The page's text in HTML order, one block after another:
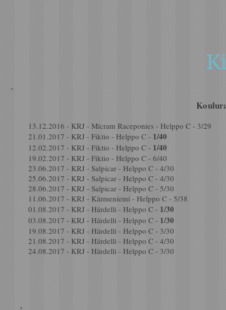
13.12.2016 - KRJ - Micram Raceponies - Helppo C - 3/29
21.01.2017 - KRJ - Fiktio - Helppo C -1/40
12.02.2017 - KRJ - Fiktio - Helppo C -1/40
19.02.2017 - KRJ - Fiktio - Helppo C - 6/40
23.06.2017 - KRJ - Salpicar - Helppo C - 4/30
25.06.2017 - KRJ - Salpicar - Helppo C - 4/30
28.06.2017 - KRJ - Salpicar - Helppo C - 5/30
11.06.2017 - KRJ - Kärmeniemi - Helppo C - 5/38
01.08.2017 - KRJ - Härdelli - Helppo C -1/30
03.08.2017 - KRJ - Härdelli - Helppo C -1/30
19.08.2017 - KRJ - Härdelli - Helppo C - 3/30
21.08.2017 - KRJ - Härdelli - Helppo C - 4/30
24.08.2017 - KRJ - Härdelli - Helppo C - 3/30